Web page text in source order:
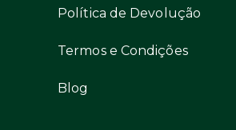
Política de Devolução
Termos e Condições
Blog